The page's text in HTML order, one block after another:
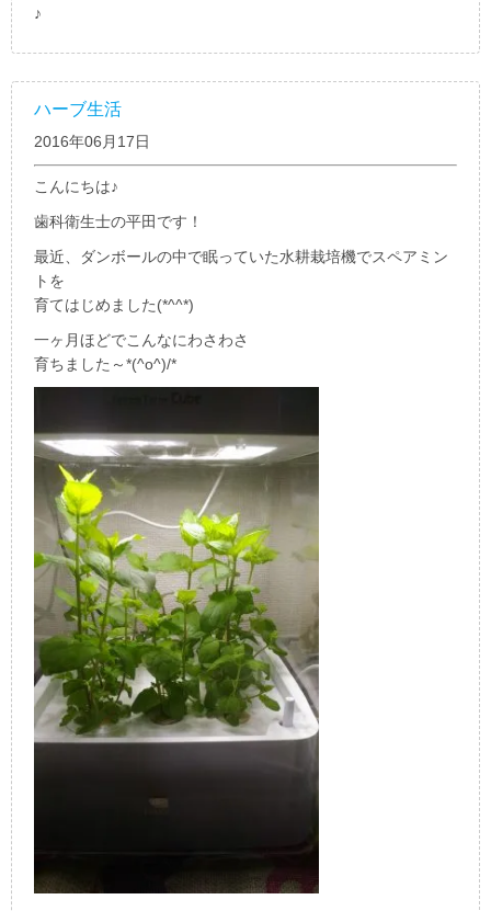
♪
ハーブ生活
2016年06月17日
こんにちは♪
歯科衛生士の平田です！
最近、ダンボールの中で眠っていた水耕栽培機でスペアミン
トを
育てはじめました(*^^*)
一ヶ月ほどでこんなにわさわさ
育ちました～*(^o^)/*